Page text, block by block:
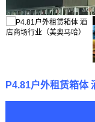
P4.81户外租赁箱体